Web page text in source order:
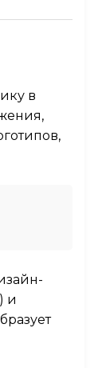
в
и